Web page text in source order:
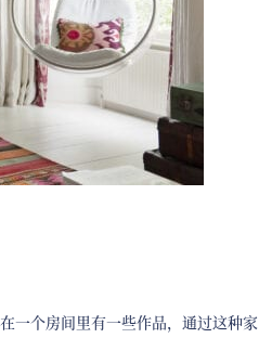
一个房间里有一些作品，通过这种家